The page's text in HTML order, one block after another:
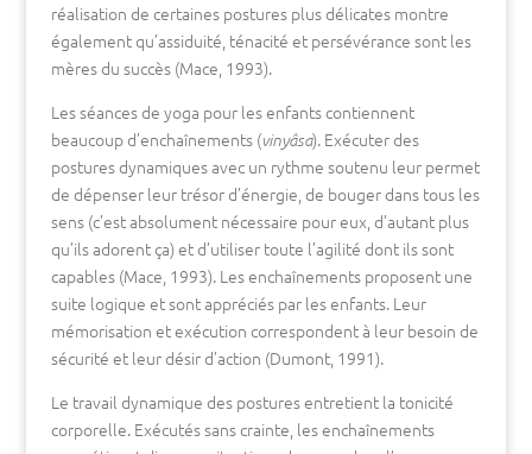
réalisation de certaines postures plus délicates montre
également qu’assiduité, ténacité et persévérance sont les
mères du succès (Mace, 1993).
Les séances de yoga pour les enfants contiennent
beaucoup d’enchaînements (vinyâsa). Exécuter des
postures dynamiques avec un rythme soutenu leur permet
de dépenser leur trésor d’énergie, de bouger dans tous les
sens (c’est absolument nécessaire pour eux, d’autant plus
qu’ils adorent ça) et d’utiliser toute l’agilité dont ils sont
capables (Mace, 1993). Les enchaînements proposent une
suite logique et sont appréciés par les enfants. Leur
mémorisation et exécution correspondent à leur besoin de
sécurité et leur désir d’action (Dumont, 1991).
Le travail dynamique des postures entretient la tonicité
corporelle. Exécutés sans crainte, les enchaînements